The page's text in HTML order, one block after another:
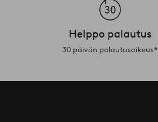
Helppo palautus
30 päivän palautusoikeus*